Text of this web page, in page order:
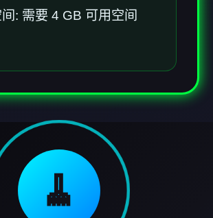
: 需要 4 GB 可用空间
🧹